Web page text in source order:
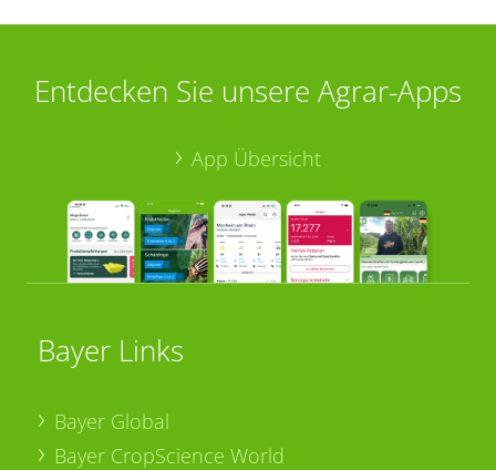
Entdecken Sie unsere Agrar-Apps
App Übersicht
Bayer Links
Bayer Global
Bayer CropScience World